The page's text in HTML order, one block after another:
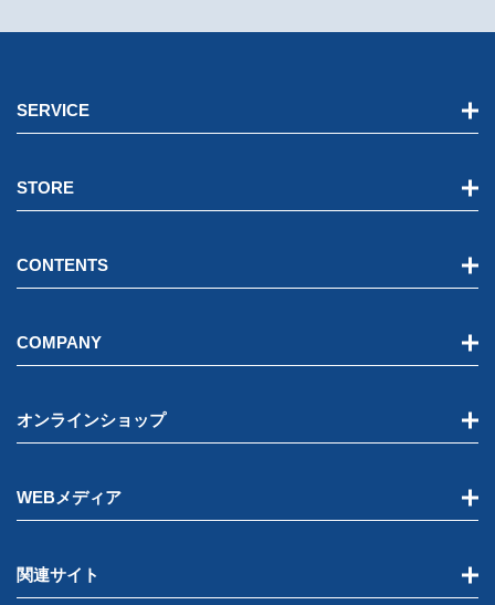
SERVICE
STORE
CONTENTS
COMPANY
オンラインショップ
WEBメディア
関連サイト